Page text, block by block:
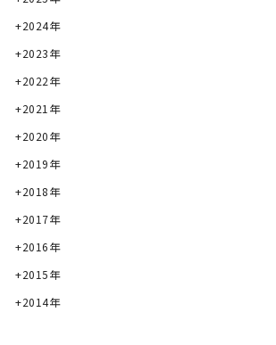
2024年
2023年
2022年
2021年
2020年
2019年
2018年
2017年
2016年
2015年
2014年